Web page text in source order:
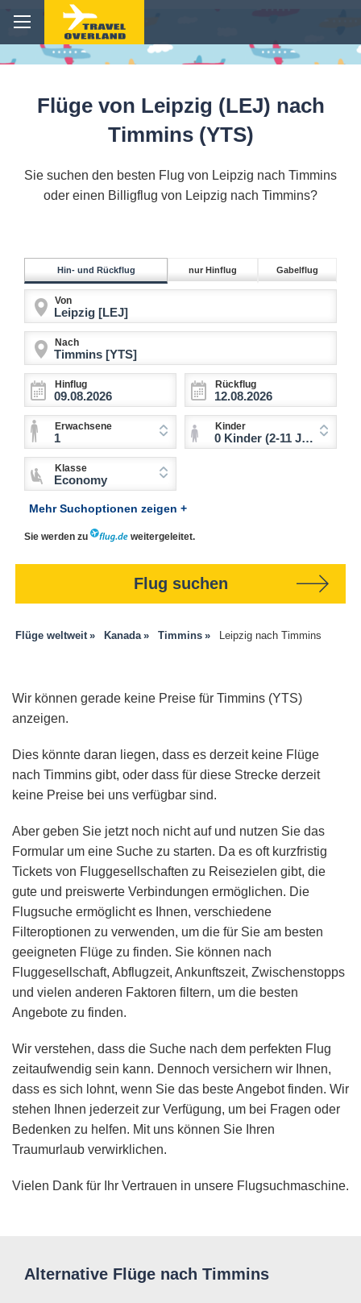
Flüge von Leipzig (LEJ) nach
Timmins (YTS)
Sie suchen den besten Flug von Leipzig nach Timmins
oder einen Billigflug von Leipzig nach Timmins?
Hin- und Rückflug nur Hinflug Gabelflug
Von
Nach
Hinflug Rückflug
Erwachsene
1
Kinder
0 Kinder (2-11 Jahre)
Klasse
Economy
Mehr Suchoptionen zeigen +
Sie werden zu weitergeleitet.
Flug suchen
Flüge weltweit Kanada Timmins Leipzig nach Timmins
Wir können gerade keine Preise für Timmins (YTS)
anzeigen.
Dies könnte daran liegen, dass es derzeit keine Flüge
nach Timmins gibt, oder dass für diese Strecke derzeit
keine Preise bei uns verfügbar sind.
Aber geben Sie jetzt noch nicht auf und nutzen Sie das
Formular um eine Suche zu starten. Da es oft kurzfristig
Tickets von Fluggesellschaften zu Reisezielen gibt, die
gute und preiswerte Verbindungen ermöglichen. Die
Flugsuche ermöglicht es Ihnen, verschiedene
Filteroptionen zu verwenden, um die für Sie am besten
geeigneten Flüge zu finden. Sie können nach
Fluggesellschaft, Abflugzeit, Ankunftszeit, Zwischenstopps
und vielen anderen Faktoren filtern, um die besten
Angebote zu finden.
Wir verstehen, dass die Suche nach dem perfekten Flug
zeitaufwendig sein kann. Dennoch versichern wir Ihnen,
dass es sich lohnt, wenn Sie das beste Angebot finden. Wir
stehen Ihnen jederzeit zur Verfügung, um bei Fragen oder
Bedenken zu helfen. Mit uns können Sie Ihren
Traumurlaub verwirklichen.
Vielen Dank für Ihr Vertrauen in unsere Flugsuchmaschine.
Alternative Flüge nach Timmins